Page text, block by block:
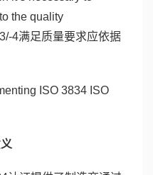
the quality
4满足质量要求应依据
ISO 3834 ISO